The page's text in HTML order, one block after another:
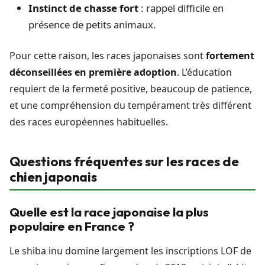
Instinct de chasse fort : rappel difficile en
présence de petits animaux.
Pour cette raison, les races japonaises sontfortement
déconseillées en première adoption. L’éducation
requiert de la fermeté positive, beaucoup de patience,
et une compréhension du tempérament très différent
des races européennes habituelles.
Questions fréquentes sur les races de
chien japonais
Quelle est la race japonaise la plus
populaire en France ?
Le shiba inu domine largement les inscriptions LOF de